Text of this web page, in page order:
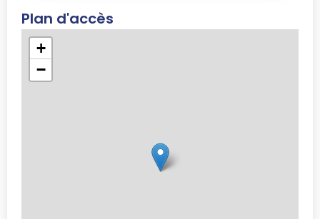
Plan d'accès
+
−